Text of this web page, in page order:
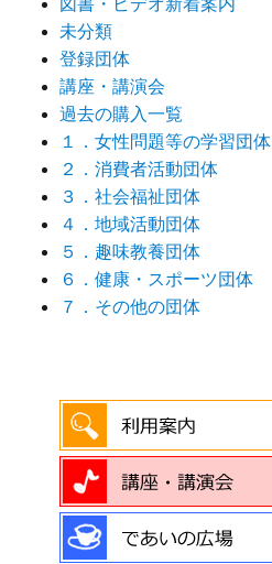
図書・ビデオ新着案内
未分類
登録団体
講座・講演会
過去の購入一覧
１．女性問題等の学習団体
２．消費者活動団体
３．社会福祉団体
４．地域活動団体
５．趣味教養団体
６．健康・スポーツ団体
７．その他の団体